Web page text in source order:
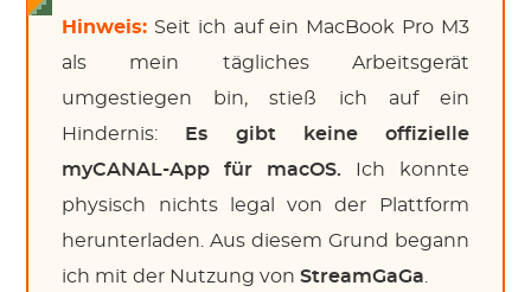
Hinweis: Seit ich auf ein MacBook Pro M3
als mein tägliches Arbeitsgerät
umgestiegen bin, stieß ich auf ein
Hindernis:
Es gibt keine offizielle
myCANAL-App für macOS. Ich konnte
physisch nichts legal von der Plattform
herunterladen. Aus diesem Grund begann
ich mit der Nutzung vonStreamGaGa